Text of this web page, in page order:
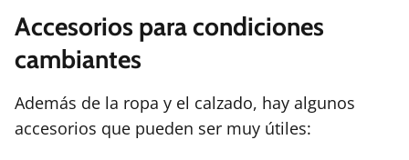
Accesorios para condiciones
cambiantes
Además de la ropa y el calzado, hay algunos
accesorios que pueden ser muy útiles: